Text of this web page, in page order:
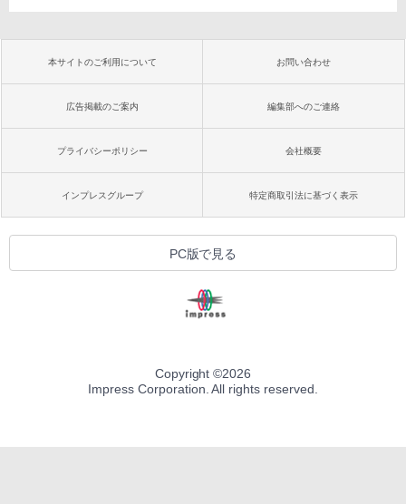
本サイトのご利用について お問い合わせ
広告掲載のご案内 編集部へのご連絡
プライバシーポリシー 会社概要
インプレスグループ 特定商取引法に基づく表示
PC版で見る
Copyright ©2026
Impress Corporation. All rights reserved.